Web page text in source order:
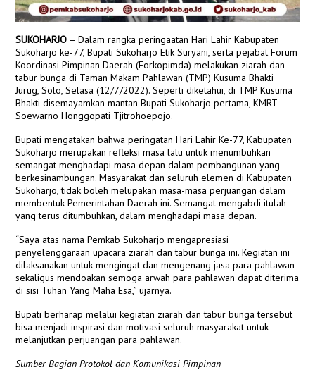
SUKOHARJO – Dalam rangka peringaatan Hari Lahir Kabupaten
Sukoharjo ke-77, Bupati Sukoharjo Etik Suryani, serta pejabat Forum
Koordinasi Pimpinan Daerah (Forkopimda) melakukan ziarah dan
tabur bunga di Taman Makam Pahlawan (TMP) Kusuma Bhakti
Jurug, Solo, Selasa (12/7/2022). Seperti diketahui, di TMP Kusuma
Bhakti disemayamkan mantan Bupati Sukoharjo pertama, KMRT
Soewarno Honggopati Tjitrohoepojo.
Bupati mengatakan bahwa peringatan Hari Lahir Ke-77, Kabupaten
Sukoharjo merupakan refleksi masa lalu untuk menumbuhkan
semangat menghadapi masa depan dalam pembangunan yang
berkesinambungan. Masyarakat dan seluruh elemen di Kabupaten
Sukoharjo, tidak boleh melupakan masa-masa perjuangan dalam
membentuk Pemerintahan Daerah ini. Semangat mengabdi itulah
yang terus ditumbuhkan, dalam menghadapi masa depan.
“Saya atas nama Pemkab Sukoharjo mengapresiasi
penyelenggaraan upacara ziarah dan tabur bunga ini. Kegiatan ini
dilaksanakan untuk mengingat dan mengenang jasa para pahlawan
sekaligus mendoakan semoga arwah para pahlawan dapat diterima
di sisi Tuhan Yang Maha Esa,” ujarnya.
Bupati berharap melalui kegiatan ziarah dan tabur bunga tersebut
bisa menjadi inspirasi dan motivasi seluruh masyarakat untuk
melanjutkan perjuangan para pahlawan.
Sumber Bagian Protokol dan Komunikasi Pimpinan